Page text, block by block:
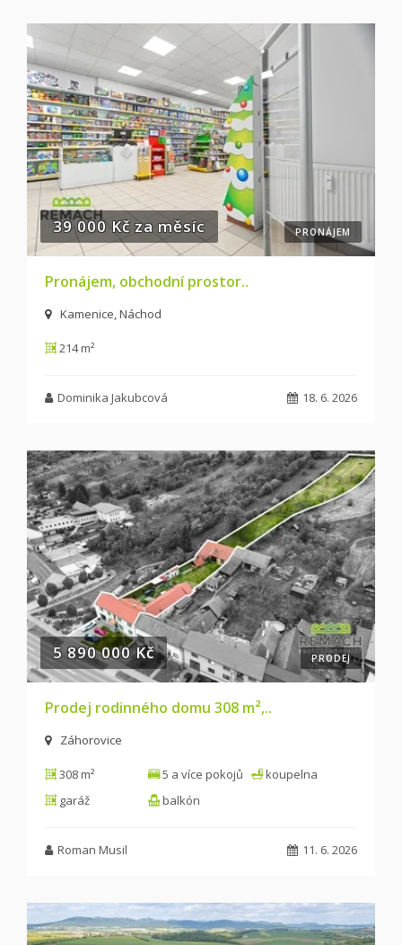
PRONÁJEM
39 000 Kč za měsíc
Pronájem, obchodní prostor..
Kamenice, Náchod
214 m²
Dominika Jakubcová 18. 6. 2026
PRODEJ
5 890 000 Kč
Prodej rodinného domu 308 m²,..
Záhorovice
308 m² 5 a více pokojů
koupelna
garáž
balkón
Roman Musil 11. 6. 2026